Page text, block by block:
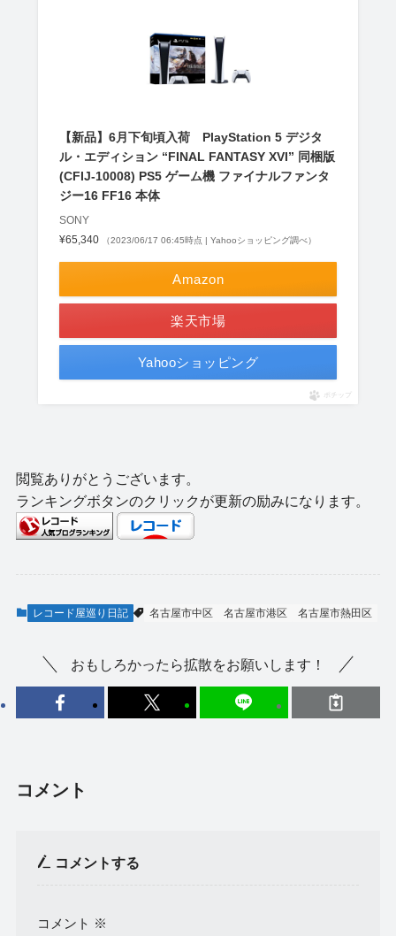
【新品】6月下旬頃入荷 PlayStation 5 デジタ
ル・エディション “FINAL FANTASY XVI” 同梱版
(CFIJ-10008) PS5 ゲーム機 ファイナルファンタ
ジー16 FF16 本体
SONY
¥65,340
（2023/06/17 06:45時点 | Yahooショッピング調べ）
Amazon
楽天市場
Yahooショッピング
ポチップ
閲覧ありがとうございます。
ランキングボタンのクリックが更新の励みになります。
レコード屋巡り日記 名古屋市中区 名古屋市港区 名古屋市熱田区
おもしろかったら拡散をお願いします！
コメント
コメントする
コメント ※